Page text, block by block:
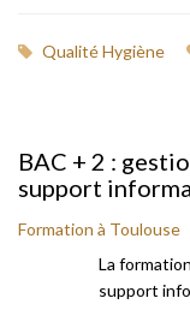
Qualité Hygiène
BAC + 2 :
support
Formation à Toulouse
La
support